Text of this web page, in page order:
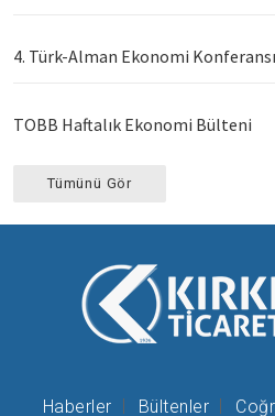
4. Türk-Alman Ekonomi
TOBB Haftalık Ekonomi Bülteni
Tümünü Gör
Haberler Bültenler